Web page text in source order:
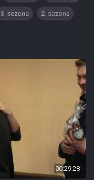
3. sezona 2. sezona
00:29:28